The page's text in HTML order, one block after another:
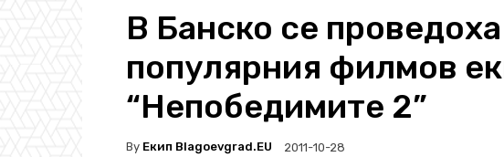
В Банско се
популярния филмов
“Непобедимите 2”
By Екип Blagoevgrad.EU 2011-10-28